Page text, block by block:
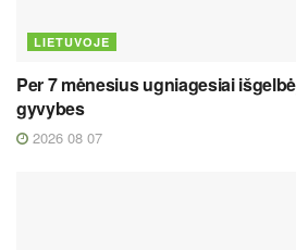
LIETUVOJE
Per 7 mėnesius ugniagesiai
gyvybes
2026 08 07